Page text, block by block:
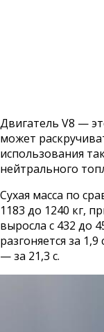
Двигатель V8 —
может
использования
нейтрального
Сухая масса по
1183 до 1240 кг,
выросла с 432 до
разгоняется за
— за 21,3 с.